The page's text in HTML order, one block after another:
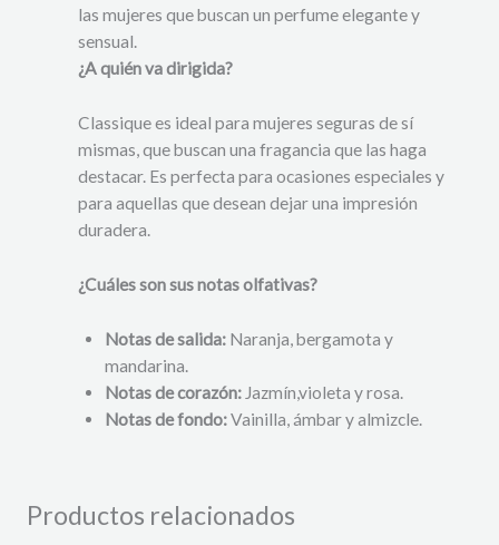
las mujeres que buscan un perfume elegante y
sensual.
¿A quién va dirigida?
Classique es ideal para mujeres seguras de sí
mismas, que buscan una fragancia que las haga
destacar. Es perfecta para ocasiones especiales y
para aquellas que desean dejar una impresión
duradera.
¿Cuáles son sus notas olfativas?
Notas de salida:Naranja, bergamota y
mandarina.
Notas de corazón:Jazmín,violeta y rosa.
Notas de fondo:Vainilla, ámbar y almizcle.
Productos relacionados